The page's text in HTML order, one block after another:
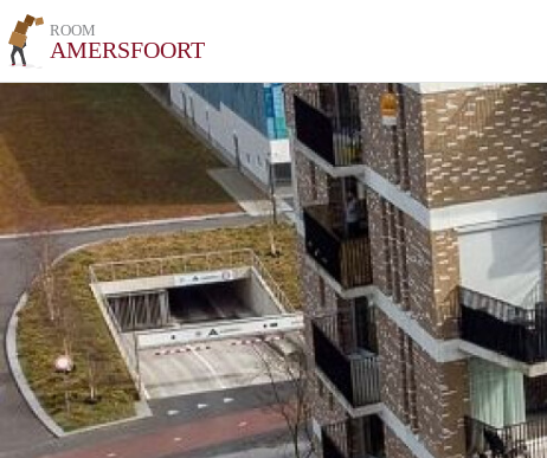
ROOM
AMERSFOORT